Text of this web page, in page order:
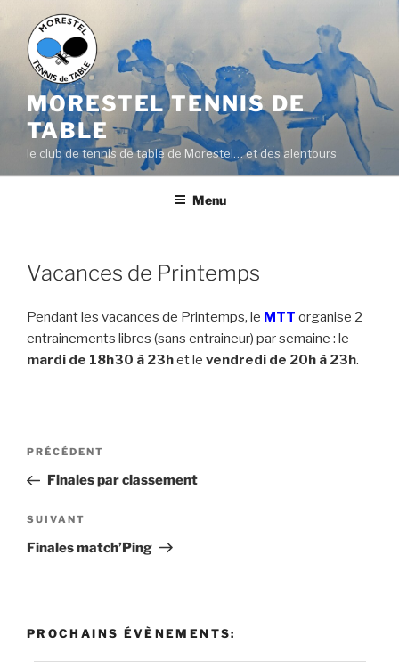
contenu
principal
MORESTEL TENNIS DE
TABLE
le club de tennis de table de Morestel… et des alentours
Menu
Vacances de Printemps
Pendant les vacances de Printemps, le MTT organise 2
entrainements libres (sans entraineur) par semaine : le
mardi de 18h30 à 23het le vendredi de 20h à 23h.
Navigation
l’article
Article
précédent
PRÉCÉDENT
Finales par classement
Article
suivant
SUIVANT
Finales match’Ping
PROCHAINS ÉVÈNEMENTS: